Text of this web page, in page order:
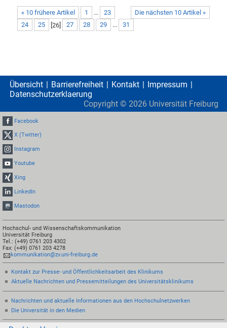
« 10 frühere Artikel Die nächsten 10 Artikel »
1 ...
23
24
25 [26] 27 28 29 ... 31
Übersicht Barrierefreiheit Kontakt
Impressum
Datenschutzerklaerung
Copyright © 2026 Universität Freiburg
Facebook
X (Twitter)
Instagram
Youtube
Xing
LinkedIn
Mastodon
Hochschul- und Wissenschaftskommunikation
Universität Freiburg
Tel.: (+49) 0761 203 4302
Fax: (+49) 0761 203 4278
kommunikation@zv.uni-freiburg.de
Kontakt zur Presse- und Öffentlichkeitsarbeit des Klinikums
Aktuelle Nachrichten und Pressemitteilungen des Universitätsklinikums
Nachrichten und aktuelle Informationen aus den Hochschulnetzwerken
Die Universität in den Medien